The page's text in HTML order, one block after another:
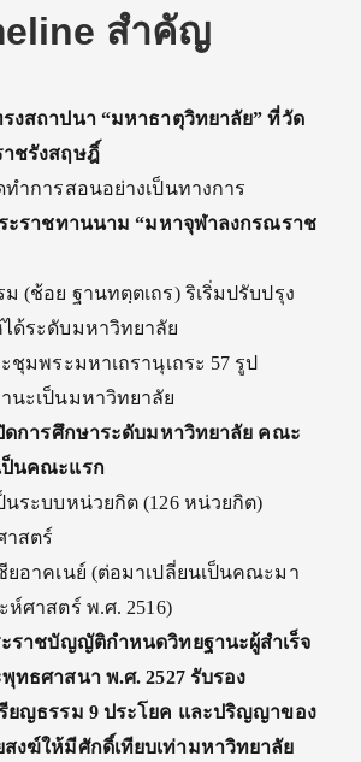
สำคัญ
งสถาปนา “มหาธาตุวิทยาลัย” ที่วัด
ชรังสฤษฎิ์
ทำการสอนอย่างเป็นทางการ
ะราชทานนาม “มหาจุฬาลงกรณราช
(ช้อย ฐานทตฺตเถร) ริเริ่มปรับปรุง
ด้ระดับมหาวิทยาลัย
มพระมหาเถรานุเถระ 57 รูป
นะเป็นมหาวิทยาลัย
ดการศึกษาระดับมหาวิทยาลัย คณะ
ป็นคณะแรก
นระบบหน่วยกิต (126 หน่วยกิต)
าสตร์
ยอาคเนย์ (ต่อมาเปลี่ยนเป็นคณะมา
ห์ศาสตร์ พ.ศ. 2516)
ราชบัญญัติกำหนดวิทยฐานะผู้สำเร็จ
ทธศาสนา พ.ศ. 2527 รับรอง
ยญธรรม 9 ประโยค และปริญญาของ
งฆ์ให้มีศักดิ์เทียบเท่ามหาวิทยาลัย